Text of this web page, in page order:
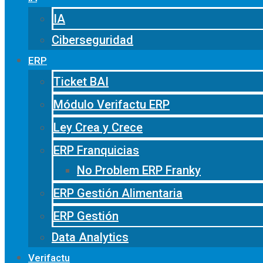
IA
Ciberseguridad
ERP
Ticket BAI
Módulo Verifactu ERP
Ley Crea y Crece
ERP Franquicias
No Problem ERP Franky
ERP Gestión Alimentaria
ERP Gestión
Data Analytics
Verifactu